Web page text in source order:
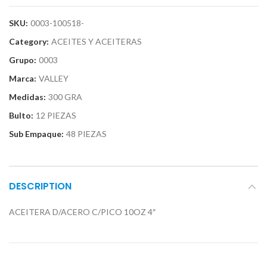
SKU: 0003-100518-
Category: ACEITES Y ACEITERAS
Grupo: 0003
Marca: VALLEY
Medidas: 300 GRA
Bulto: 12 PIEZAS
Sub Empaque: 48 PIEZAS
DESCRIPTION
ACEITERA D/ACERO C/PICO 10OZ 4″